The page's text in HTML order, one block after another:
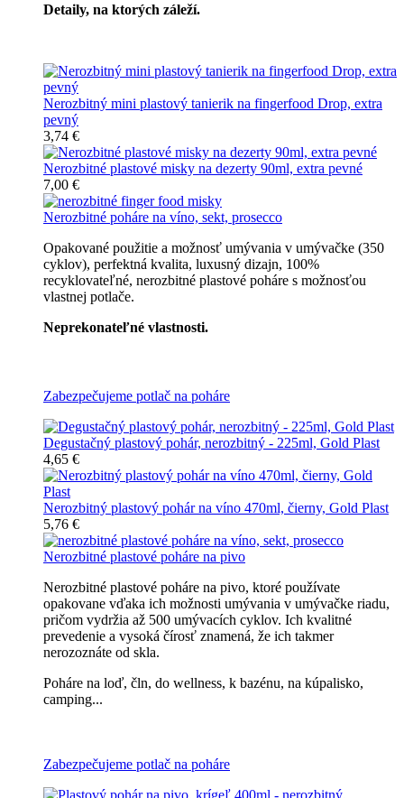
Detaily, na ktorých záleží.
Nerozbitný mini plastový tanierik na fingerfood Drop, extra
pevný
3,74 €
Nerozbitné plastové misky na dezerty 90ml, extra pevné
7,00 €
Nerozbitné poháre na víno, sekt, prosecco
Opakované použitie a možnosť umývania v umývačke (350
cyklov), perfektná kvalita, luxusný dizajn, 100%
recyklovateľné, nerozbitné plastové poháre s možnosťou
vlastnej potlače.
Neprekonateľné vlastnosti.
Zabezpečujeme potlač na poháre
Degustačný plastový pohár, nerozbitný - 225ml, Gold Plast
4,65 €
Nerozbitný plastový pohár na víno 470ml, čierny, Gold Plast
5,76 €
Nerozbitné plastové poháre na pivo
Nerozbitné plastové poháre na pivo, ktoré používate
opakovane vďaka ich možnosti umývania v umývačke riadu,
pričom vydržia až 500 umývacích cyklov. Ich kvalitné
prevedenie a vysoká čírosť znamená, že ich takmer
nerozoznáte od skla.
Poháre na loď, čln, do wellness, k bazénu, na kúpalisko,
camping...
Zabezpečujeme potlač na poháre